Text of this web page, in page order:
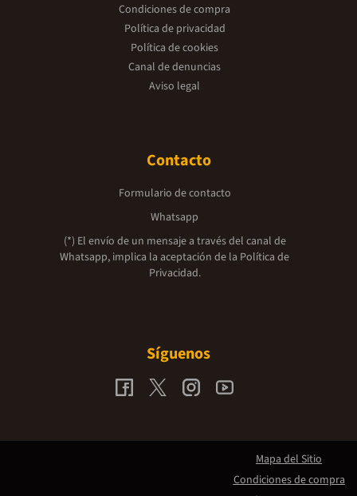
Condiciones de compra
Política de privacidad
Política de cookies
Canal de denuncias
Aviso legal
Contacto
Formulario de contacto
Whatsapp
(*) El envío de un mensaje a través del canal de
Whatsapp, implica la aceptación de la Política de
Privacidad.
Síguenos
Mapa del Sitio
Condiciones de compra